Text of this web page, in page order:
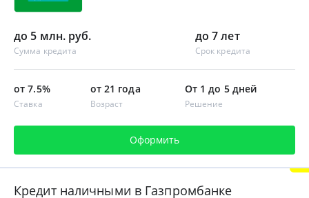
до 5 млн. руб.
Сумма кредита
до 7 лет
Срок кредита
от 7.5%
Ставка
от 21 года
Возраст
От 1 до 5 дней
Решение
Оформить
Кредит наличными в Газпромбанке